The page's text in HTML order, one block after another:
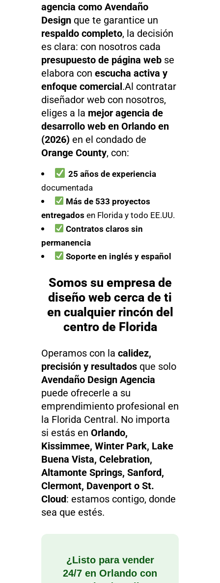
agencia como Avendaño
Design que te garantice un
respaldo completo, la decisión
es clara: con nosotros cada
presupuesto de página web se
elabora con escucha activa y
enfoque comercial.Al contratar
diseñador web con nosotros,
eliges a la mejor agencia de
desarrollo web en Orlando en
(2026) en el condado de
Orange County, con:
25 años de experiencia
documentada
Más de 533 proyectos
entregados en Florida y todo EE.UU.
Contratos claros sin
permanencia
Soporte en inglés y español
Somos su empresa de
diseño web cerca de ti
en cualquier rincón del
centro de Florida
Operamos con la calidez,
precisión y resultados que solo
Avendaño Design Agencia
puede ofrecerle a su
emprendimiento profesional en
la Florida Central. No importa
si estás en Orlando,
Kissimmee, Winter Park, Lake
Buena Vista, Celebration,
Altamonte Springs, Sanford,
Clermont, Davenport o St.
Cloud: estamos contigo, donde
sea que estés.
¿Listo para vender
24/7 en Orlando con